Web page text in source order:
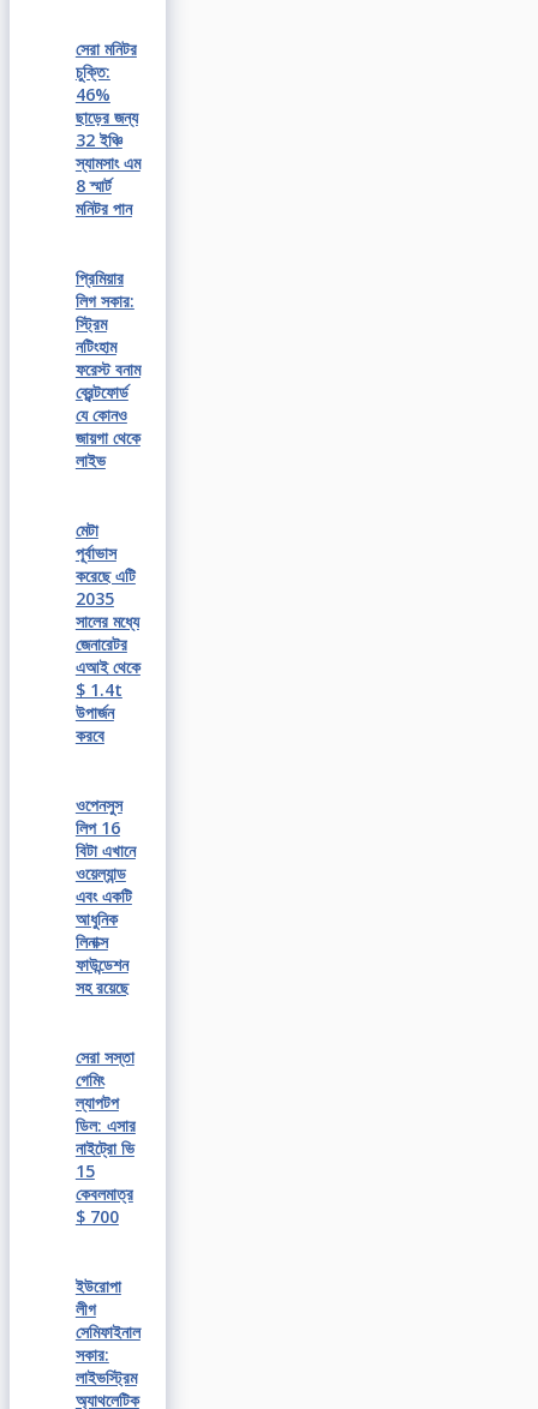
সেরা মনিটর
চুক্তি:
46%
ছাড়ের জন্য
32 ইঞ্চি
স্যামসাং এম
8 স্মার্ট
মনিটর পান
প্রিমিয়ার
লিগ সকার:
স্ট্রিম
নটিংহাম
ফরেস্ট বনাম
ব্রেন্টফোর্ড
যে কোনও
জায়গা থেকে
লাইভ
মেটা
পূর্বাভাস
করেছে এটি
2035
সালের মধ্যে
জেনারেটর
এআই থেকে
$ 1.4t
উপার্জন
করবে
ওপেনসুস
লিপ 16
বিটা এখানে
ওয়েল্যান্ড
এবং একটি
আধুনিক
লিনাক্স
ফাউন্ডেশন
সহ রয়েছে
সেরা সস্তা
গেমিং
ল্যাপটপ
ডিল: এসার
নাইট্রো ভি
15
কেবলমাত্র
$ 700
ইউরোপা
লীগ
সেমিফাইনাল
সকার:
লাইভস্ট্রিম
অ্যাথলেটিক